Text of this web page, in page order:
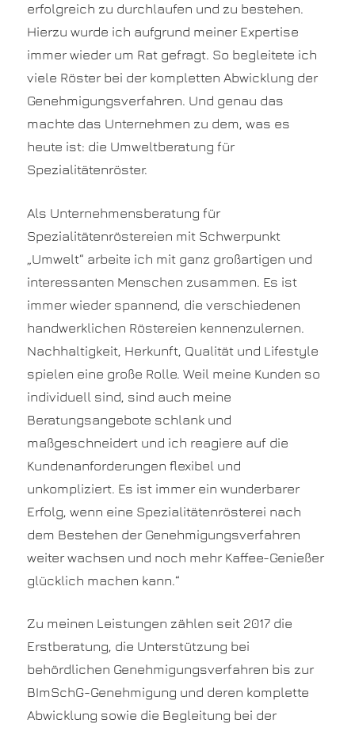
erfolgreich zu durchlaufen und zu bestehen.
Hierzu wurde ich aufgrund meiner Expertise
immer wieder um Rat gefragt. So begleitete ich
viele Röster bei der kompletten Abwicklung der
Genehmigungsverfahren. Und genau das
machte das Unternehmen zu dem, was es
heute ist: die Umweltberatung für
Spezialitätenröster.
Als Unternehmensberatung für
Spezialitätenröstereien mit Schwerpunkt
„Umwelt“ arbeite ich mit ganz großartigen und
interessanten Menschen zusammen. Es ist
immer wieder spannend, die verschiedenen
handwerklichen Röstereien kennenzulernen.
Nachhaltigkeit, Herkunft, Qualität und Lifestyle
spielen eine große Rolle. Weil meine Kunden so
individuell sind, sind auch meine
Beratungsangebote schlank und
maßgeschneidert und ich reagiere auf die
Kundenanforderungen flexibel und
unkompliziert. Es ist immer ein wunderbarer
Erfolg, wenn eine Spezialitätenrösterei nach
dem Bestehen der Genehmigungsverfahren
weiter wachsen und noch mehr Kaffee-Genießer
glücklich machen kann.“
Zu meinen Leistungen zählen seit 2017 die
Erstberatung, die Unterstützung bei
behördlichen Genehmigungsverfahren bis zur
BImSchG-Genehmigung und deren komplette
Abwicklung sowie die Begleitung bei der